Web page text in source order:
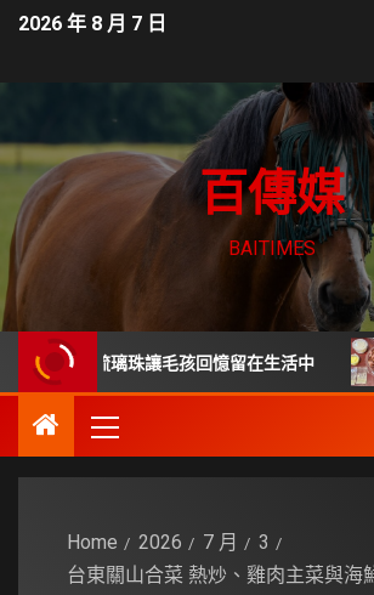
2026 年 8 月 7 日
百傳媒
BAITIMES
髮琉璃珠讓毛孩回憶留在生活中
Home 2026 7 月
3
台東關山合菜 熱炒、雞肉主菜與海